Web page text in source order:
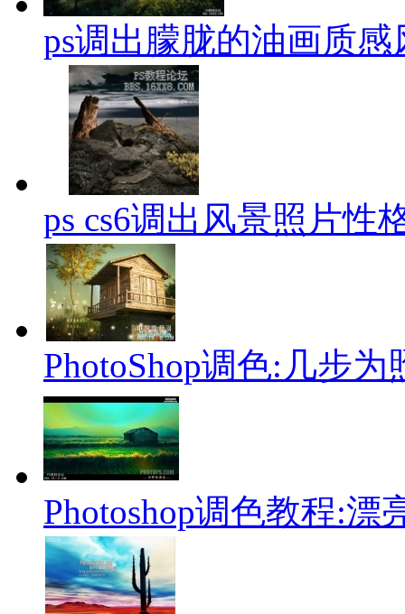
ps调出朦胧的油画质感
ps cs6调出风景照片性
PhotoShop调色:几步
Photoshop调色教程:漂